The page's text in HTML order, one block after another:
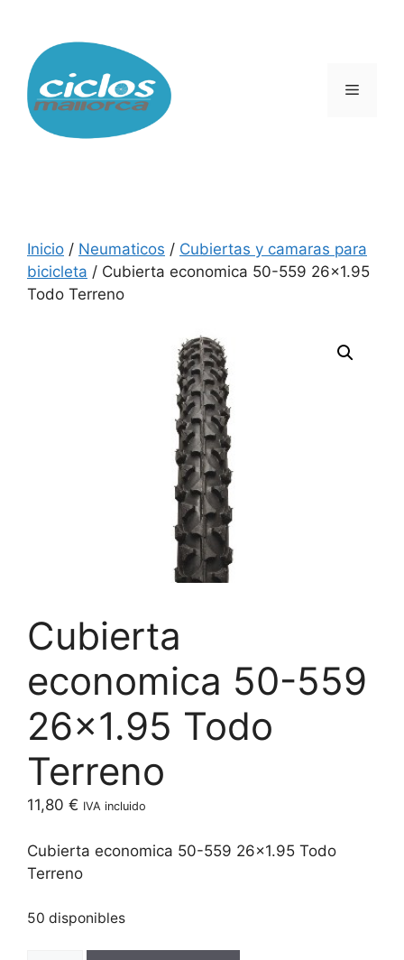
contenido
Menú
Inicio / Neumaticos / Cubiertas y camaras para
bicicleta / Cubierta economica 50-559 26×1.95
Todo Terreno
Cubierta
economica 50-559
26×1.95 Todo
Terreno
11,80 € IVA incluido
Cubierta economica 50-559 26×1.95 Todo
Terreno
50 disponibles